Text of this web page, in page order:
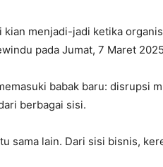
menjadi-jadi ketika
pada Jumat, 7 Maret
babak baru: disrupsi
berbagai sisi.
sama lain. Dari sisi bisnis,